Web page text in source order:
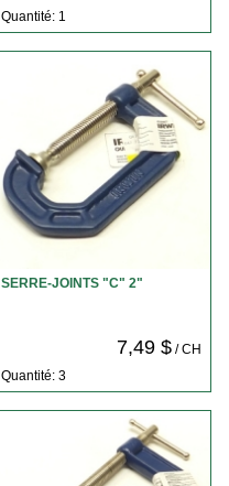
Quantité: 1
SERRE-JOINTS "C" 2"
7,49 $/ CH
Quantité: 3